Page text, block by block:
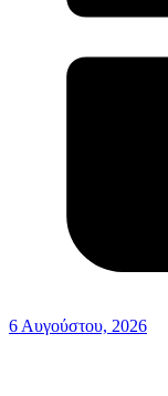
6 Αυγούστου, 2026